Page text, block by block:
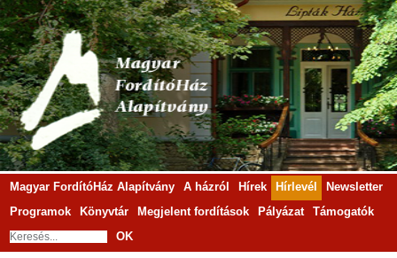
Magyar FordítóHáz Alapítvány A házról Hírek Hírlevél
Newsletter
Programok
Könyvtár Megjelent fordítások Pályázat
Támogatók
OK